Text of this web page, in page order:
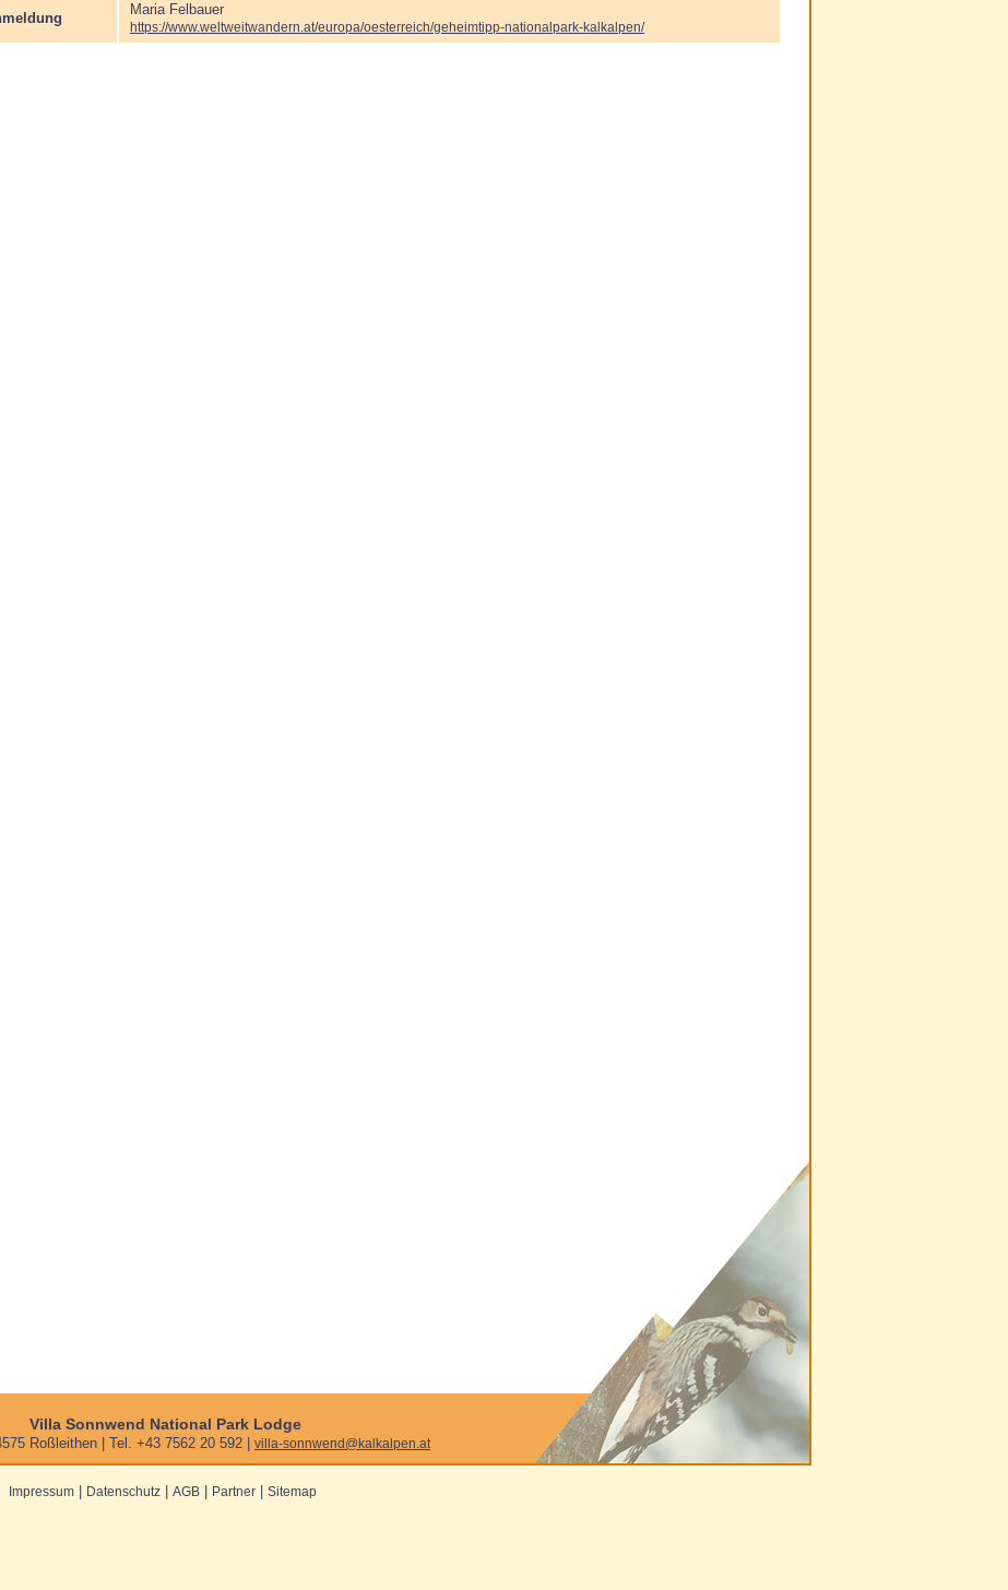
Maria Felbauer
https://www.weltweitwandern.at/europa/oesterreich/geheimtipp-nationalpark-kalkalpen/
Villa Sonnwend National Park Lodge
Roßleithen | Tel. +43 7562 20 592 | villa-sonnwend@kalkalpen.at
Impressum Datenschutz AGB Partner Sitemap